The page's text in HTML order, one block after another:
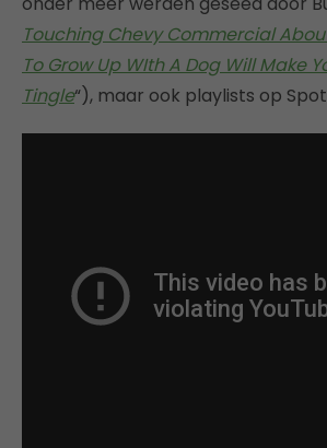
Touching Chevy Commercial
To Grow Up WIth A Dog Will Make
Tingle“), maar ook playlists op